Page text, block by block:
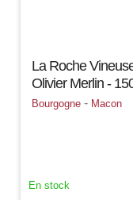
La Roche
Olivier Merlin -
Bourgogne - Macon
En stock